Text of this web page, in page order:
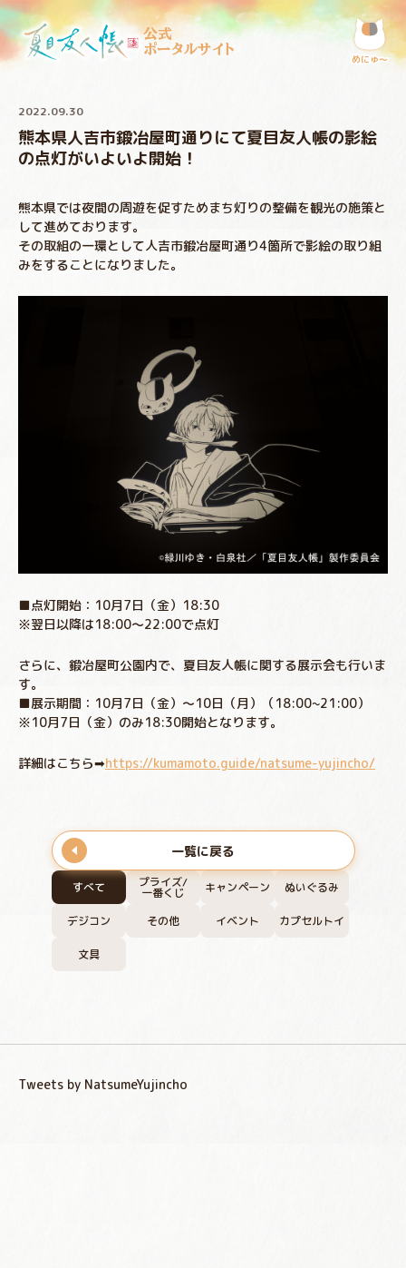
公式
ポータルサイト
めにゅ〜
すべて プライズ/
一番くじ キャンペーン ぬいぐるみ
デジコン その他 イベント カプセルトイ
文具
2022.09.30
熊本県人吉市鍛冶屋町通りにて夏目友人帳の影絵
の点灯がいよいよ開始！
熊本県では夜間の周遊を促すためまち灯りの整備を観光の施策と
して進めております。
その取組の一環として人吉市鍛冶屋町通り4箇所で影絵の取り組
みをすることになりました。
■点灯開始：10月7日（金）18:30
※翌日以降は18:00～22:00で点灯
さらに、鍛冶屋町公園内で、夏目友人帳に関する展示会も行いま
す。
■展示期間：10月7日（金）～10日（月）（18:00~21:00）
※10月7日（金）のみ18:30開始となります。
詳細はこちら➡https://kumamoto.guide/natsume-yujincho/
一覧に戻る
Tweets by NatsumeYujincho